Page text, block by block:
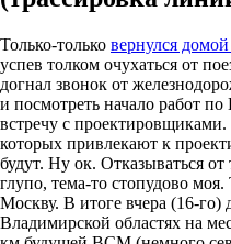
Только-только вернулся
успев толком очухаться от
догнал звонок от
и посмотреть начало работ
встречу с
которых привлекают к
будут. Ну ок. Отказываться
глупо, тема-то стопудово
Москву. В итоге вчера (16-
Владимирской областях на